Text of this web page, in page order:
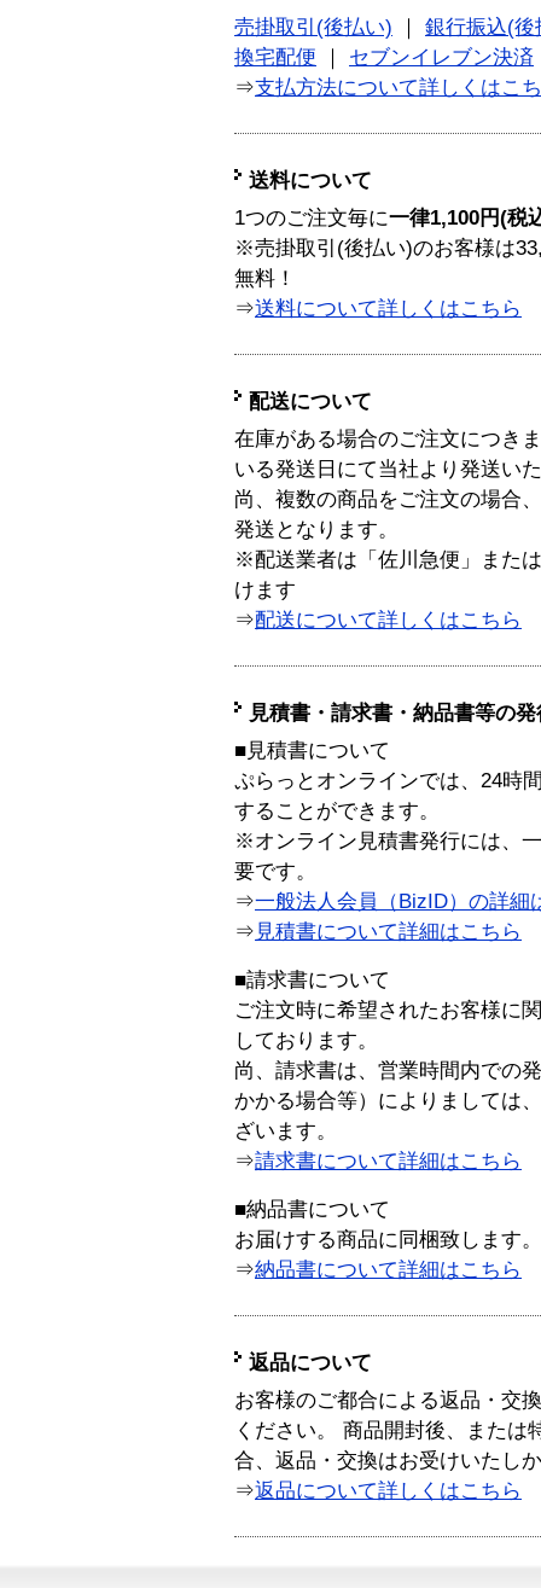
売掛取引(後払い) ｜ 銀行振込(後
換宅配便 ｜ セブンイレブン決済
⇒支払方法について詳しくはこ
送料について
1つのご注文毎に一律1,100円(税
※売掛取引(後払い)のお客様は
無料！
⇒送料について詳しくはこちら
配送について
在庫がある場合のご注文につき
いる発送日にて当社より発送い
尚、複数の商品をご注文の場合
発送となります。
※配送業者は「佐川急便」また
けます
⇒配送について詳しくはこちら
見積書・請求書・納品書等の
■見積書について
ぷらっとオンラインでは、24時
することができます。
※オンライン見積書発行には、
要です。
⇒一般法人会員（BizID）の詳細
⇒ 見積書について詳細はこちら
■請求書について
ご注文時に希望されたお客様に
しております。
尚、請求書は、営業時間内での
かかる場合等）によりましては
ざいます。
⇒請求書について詳細はこちら
■納品書について
お届けする商品に同梱致します。
⇒納品書について詳細はこちら
返品について
お客様のご都合による返品・交
ください。 商品開封後、または
合、返品・交換はお受けいたし
⇒返品について詳しくはこちら